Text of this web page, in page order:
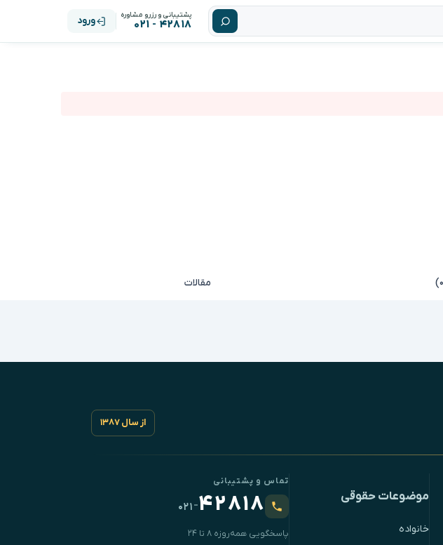
پشتیبانی و رزرو مشاوره
۴۲۸۱۸ - ۰۲۱ ورود
مقالات
از سال ۱۳۸۷
موضوعات حقوقی
خانواده
تماس و پشتیبانی
۴۲۸۱۸-۰۲۱
پاسخگویی همه‌روزه ۸ تا ۲۴